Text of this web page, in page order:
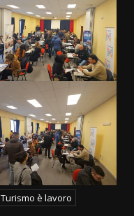
Turismo è lavoro